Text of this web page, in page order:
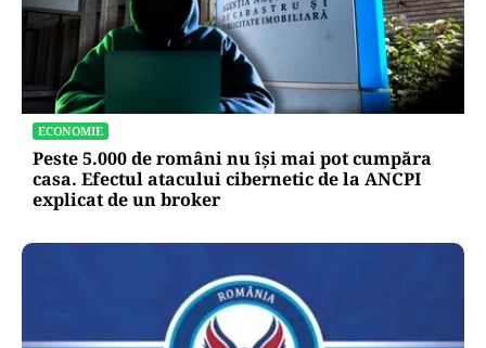
ECONOMIE
Peste 5.000 de români nu își mai pot cumpăra
casa. Efectul atacului cibernetic de la ANCPI
explicat de un broker